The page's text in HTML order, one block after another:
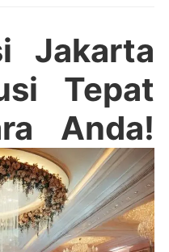
Jakarta
Tepat
Anda!